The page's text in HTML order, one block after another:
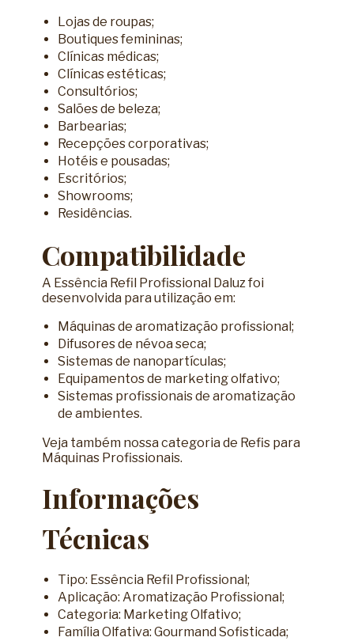
Lojas de roupas;
Boutiques femininas;
Clínicas médicas;
Clínicas estéticas;
Consultórios;
Salões de beleza;
Barbearias;
Recepções corporativas;
Hotéis e pousadas;
Escritórios;
Showrooms;
Residências.
Compatibilidade
A Essência Refil Profissional Daluz foi
desenvolvida para utilização em:
Máquinas de aromatização profissional;
Difusores de névoa seca;
Sistemas de nanopartículas;
Equipamentos de marketing olfativo;
Sistemas profissionais de aromatização
de ambientes.
Veja também nossa categoria de Refis para
Máquinas Profissionais.
Informações
Técnicas
Tipo: Essência Refil Profissional;
Aplicação: Aromatização Profissional;
Categoria: Marketing Olfativo;
Família Olfativa: Gourmand Sofisticada;